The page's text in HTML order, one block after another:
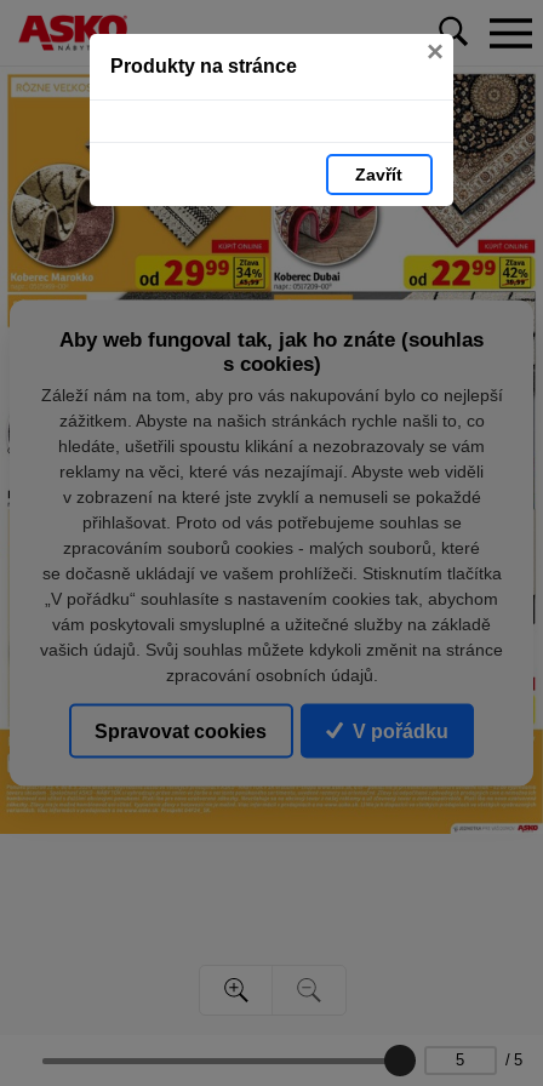
Produkty na stránce ×
Zavřít
/ 5
Aby web fungoval tak, jak ho znáte (souhlas
s cookies)
Záleží nám na tom, aby pro vás nakupování bylo co nejlepší
zážitkem. Abyste na našich stránkách rychle našli to, co
hledáte, ušetřili spoustu klikání a nezobrazovaly se vám
reklamy na věci, které vás nezajímají. Abyste web viděli
v zobrazení na které jste zvyklí a nemuseli se pokaždé
přihlašovat. Proto od vás potřebujeme souhlas se
zpracováním souborů cookies - malých souborů, které
se dočasně ukládají ve vašem prohlížeči. Stisknutím tlačítka
„V pořádku“ souhlasíte s nastavením cookies tak, abychom
vám poskytovali smysluplné a užitečné služby na základě
vašich údajů. Svůj souhlas můžete kdykoli změnit na stránce
zpracování osobních údajů.
Spravovat cookies V pořádku